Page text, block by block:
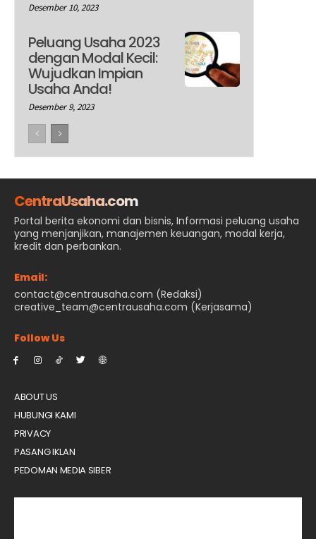
Desember 10, 2023
Peluang Usaha 2023
dengan Modal Kecil:
Wujudkan Impian
Usaha Anda!
Desember 9, 2023
CentraUsaha.com
Portal berita ekonomi dan bisnis, Informasi peluang usaha
yang menjanjikan, manajemen keuangan, modal kerja,
kredit dan perbankan.
Email:
contact@centrausaha.com (Redaksi)
creative_team@centrausaha.com (Kerjasama)
Follow Us
ABOUT US
HUBUNGI KAMI
PRIVACY
PASANG IKLAN
PEDOMAN MEDIA SIBER